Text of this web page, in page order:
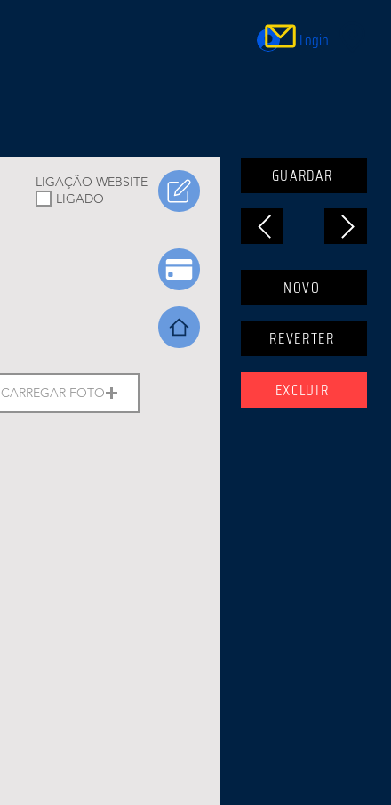
Login
LIGAÇÃO WEBSITE
LIGADO
CARREGAR FOTO
GUARDAR
NOVO
REVERTER
EXCLUIR